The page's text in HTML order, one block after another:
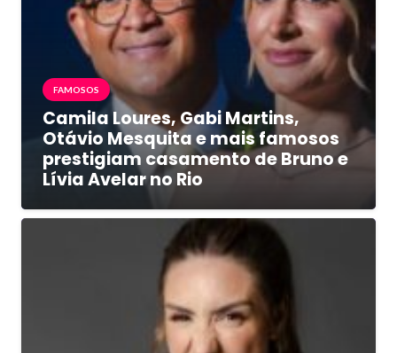
FAMOSOS
Camila Loures, Gabi Martins,
Otávio Mesquita e mais famosos
prestigiam casamento de Bruno e
Lívia Avelar no Rio